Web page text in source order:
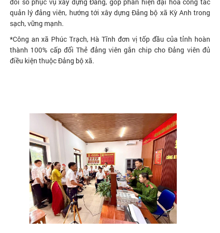
quản lý đảng viên, hướng tới xây dựng Đảng bộ xã Kỳ Anh trong
sạch, vững mạnh.
*Công an xã Phúc Trạch, Hà Tĩnh đơn vị tốp đầu của tỉnh hoàn
thành 100% cấp đổi Thẻ đảng viên gắn chip cho Đảng viên đủ
điều kiện thuộc Đảng bộ xã.